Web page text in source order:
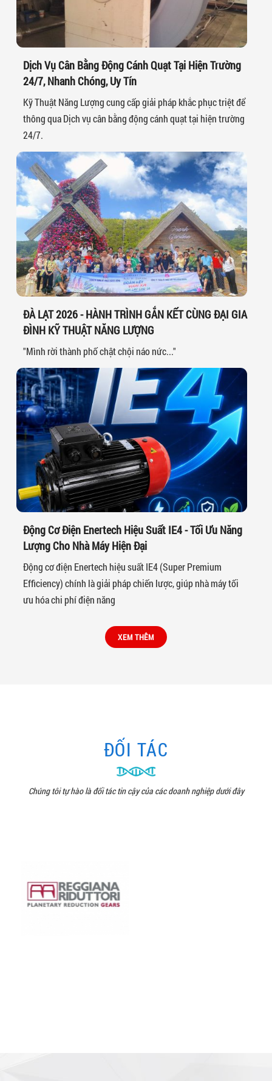
Dịch Vụ Cân Bằng Động Cánh Quạt Tại Hiện Trường
24/7, Nhanh Chóng, Uy Tín
Kỹ Thuật Năng Lượng cung cấp giải pháp khắc phục triệt để
thông qua Dịch vụ cân bằng động cánh quạt tại hiện trường
24/7.
ĐÀ LẠT 2026 - HÀNH TRÌNH GẮN KẾT CÙNG ĐẠI GIA
ĐÌNH KỸ THUẬT NĂNG LƯỢNG
"Mình rời thành phố chật chội náo nức..."
Động Cơ Điện Enertech Hiệu Suất IE4 - Tối Ưu Năng
Lượng Cho Nhà Máy Hiện Đại
Động cơ điện Enertech hiệu suất IE4 (Super Premium
Efficiency) chính là giải pháp chiến lược, giúp nhà máy tối
ưu hóa chi phí điện năng
XEM THÊM
ĐỐI TÁC
Chúng tôi tự hào là đối tác tin cậy của các doanh nghiệp dưới đây